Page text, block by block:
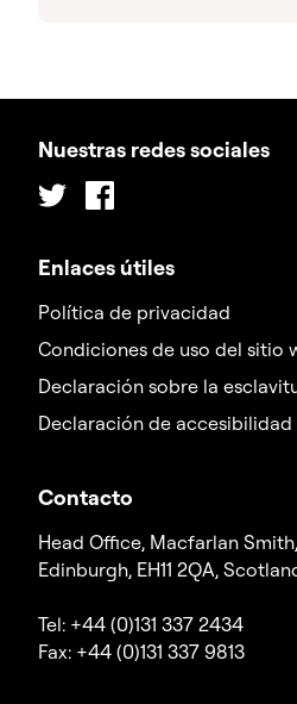
Contacto
Head Office, Macfarlan
Edinburgh, EH11 2QA,
Tel: +44 (0)131 337 2434
Fax: +44 (0)131 337 9813
Enlaces útiles
Política de privacidad
Condiciones de uso del sitio
Declaración sobre la
Declaración de
Nuestras redes sociales
Twitter Facebook